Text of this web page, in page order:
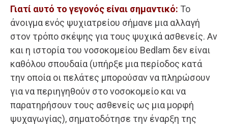
Γιατί αυτό το γεγονός είναι σημαντικό: Το
άνοιγμα ενός ψυχιατρείου σήμανε μια αλλαγή
στον τρόπο σκέψης για τους ψυχικά ασθενείς. Αν
και η ιστορία του νοσοκομείου Bedlam δεν είναι
καθόλου σπουδαία (υπήρξε μια περίοδος κατά
την οποία οι πελάτες μπορούσαν να πληρώσουν
για να περιηγηθούν στο νοσοκομείο και να
παρατηρήσουν τους ασθενείς ως μια μορφή
ψυχαγωγίας), σηματοδότησε την έναρξη της